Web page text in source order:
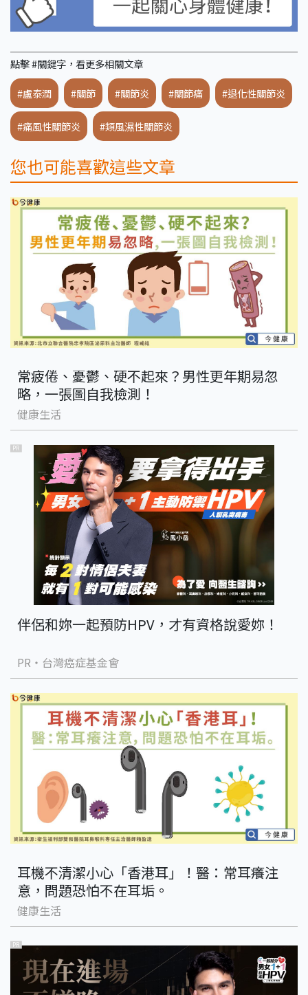
點擊 #關鍵字，看更多相關文章
#盧泰潤 #關節 #關節炎 #關節痛 #退化性關節炎
#痛風性關節炎 #類風濕性關節炎
您也可能喜歡這些文章
常疲倦、憂鬱、硬不起來？男性更年期易忽
略，一張圖自我檢測！
健康生活
PR
伴侶和妳一起預防HPV，才有資格說愛妳！
PR・台灣癌症基金會
耳機不清潔小心「香港耳」！醫：常耳癢注
意，問題恐怕不在耳垢。
健康生活
PR